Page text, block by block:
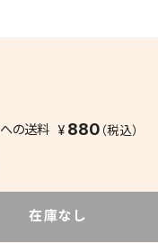
への送料 880
カートに入れる